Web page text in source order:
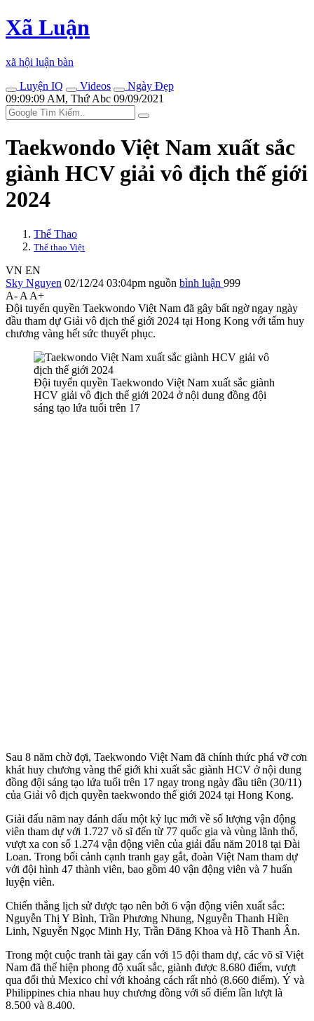
Xã Luận
xã hội luận bàn
Luyện IQ
Videos
Ngày Đẹp
09:09:09 AM, Thứ Abc 09/09/2021
Taekwondo Việt Nam xuất sắc
giành HCV giải vô địch thế giới
2024
Thể Thao
Thể thao Việt
VN EN
Sky Nguyen 02/12/24 03:04pm nguồn bình luận 999
A- A A+
Đội tuyển quyền Taekwondo Việt Nam đã gây bất ngờ ngay ngày
đầu tham dự Giải vô địch thế giới 2024 tại Hong Kong với tấm huy
chương vàng hết sức thuyết phục.
Đội tuyển quyền Taekwondo Việt Nam xuất sắc giành
HCV giải vô địch thế giới 2024 ở nội dung đồng đội
sáng tạo lứa tuổi trên 17
Sau 8 năm chờ đợi, Taekwondo Việt Nam đã chính thức phá vỡ cơn
khát huy chương vàng thế giới khi xuất sắc giành HCV ở nội dung
đồng đội sáng tạo lứa tuổi trên 17 ngay trong ngày đầu tiên (30/11)
của Giải vô địch quyền taekwondo thế giới 2024 tại Hong Kong.
Giải đấu năm nay đánh dấu một kỷ lục mới về số lượng vận động
viên tham dự với 1.727 võ sĩ đến từ 77 quốc gia và vùng lãnh thổ,
vượt xa con số 1.274 vận động viên của giải đấu năm 2018 tại Đài
Loan. Trong bối cảnh cạnh tranh gay gắt, đoàn Việt Nam tham dự
với đội hình 47 thành viên, bao gồm 40 vận động viên và 7 huấn
luyện viên.
Chiến thắng lịch sử được tạo nên bởi 6 vận động viên xuất sắc:
Nguyễn Thị Y Bình, Trần Phương Nhung, Nguyễn Thanh Hiền
Linh, Nguyễn Ngọc Minh Hy, Trần Đăng Khoa và Hồ Thanh Ân.
Trong một cuộc tranh tài gay cấn với 15 đội tham dự, các võ sĩ Việt
Nam đã thể hiện phong độ xuất sắc, giành được 8.680 điểm, vượt
qua đối thủ Mexico chỉ với khoảng cách rất nhỏ (8.660 điểm). Ý và
Philippines chia nhau huy chương đồng với số điểm lần lượt là
8.500 và 8.400.